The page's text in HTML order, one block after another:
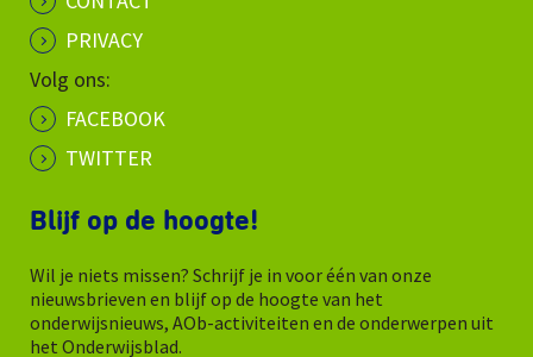
PRIVACY
Volg ons:
FACEBOOK
TWITTER
Blijf op de hoogte!
Wil je niets missen? Schrijf je in voor één van onze
nieuwsbrieven en blijf op de hoogte van het
onderwijsnieuws, AOb-activiteiten en de onderwerpen uit
het Onderwijsblad.